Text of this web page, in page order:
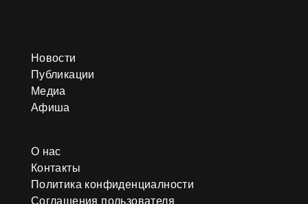
Новости
Публикации
Медиа
Афиша
О нас
Контакты
Политика конфиденциалности
Соглашения пользователя